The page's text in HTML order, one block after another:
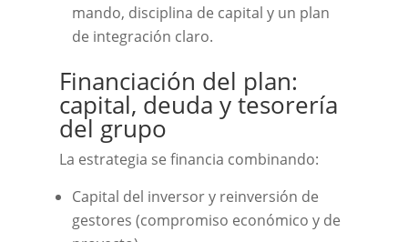
mando, disciplina de capital y un plan
de integración claro.
Financiación del plan:
capital, deuda y tesorería
del grupo
La estrategia se financia combinando:
Capital del inversor y reinversión de
gestores (compromiso económico y de